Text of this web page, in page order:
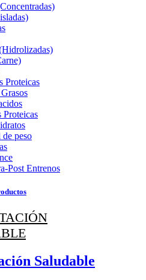
Proteicas
Proteicas
peso
Post Entrenos
Saludable